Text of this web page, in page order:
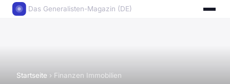
Das Generalisten-Magazin (DE)
Startseite › Finanzen Immobilien